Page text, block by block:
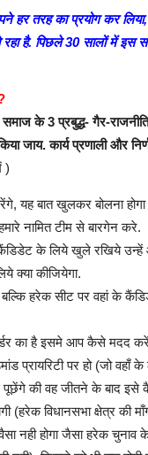
हर तरह का प्रयोग कर
है. पिछले 30 सालों में इस
के 3 प्रबुद्ध- गैर-
जाय. कार्य प्रणाली और
)
यह बात खुलकर बोलना
नामित टीम से बारगेन करे.
के लिये खुले रखिये उन्हें
क्या कीजियेगा.
बल्कि हरेक सीट पर वहां के
का है इसमे आप कैसे मदद
प्रायरिटी पर हो (जो
की वह जीतने के बाद इसे
(हरेक विधानसभा क्षेत्र
नही होगा जैसा हरेक